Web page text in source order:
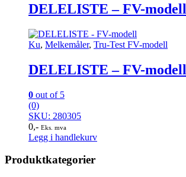
DELELISTE – FV-modell
Ku, Melkemåler, Tru-Test FV-modell
DELELISTE – FV-modell
0 out of 5
(0)
SKU: 280305
0,- Eks. mva
Legg i handlekurv
Produktkategorier